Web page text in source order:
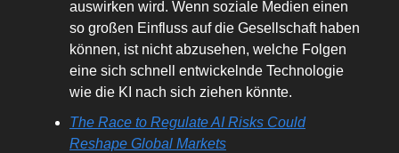
auswirken wird. Wenn soziale Medien einen
so großen Einfluss auf die Gesellschaft haben
können, ist nicht abzusehen, welche Folgen
eine sich schnell entwickelnde Technologie
wie die KI nach sich ziehen könnte.
The Race to Regulate AI Risks Could
Reshape Global Markets